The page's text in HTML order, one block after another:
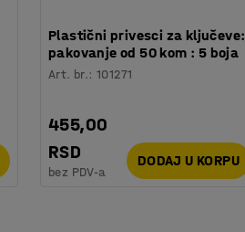
Plastični privesci za ključeve:
pakovanje od 50 kom : 5 boja
Art. br.:101271
455,00
RSD
bez PDV-a
DODAJ U KORPU